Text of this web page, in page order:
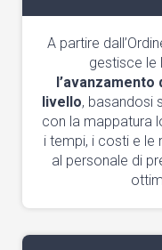
A partire
gestisce le
livello, basandosi
con la mappatura
i tempi, i costi e le
al personale di